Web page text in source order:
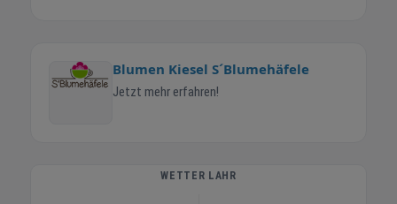
Blumen Kiesel S´Blumehäfele
WETTER LAHR